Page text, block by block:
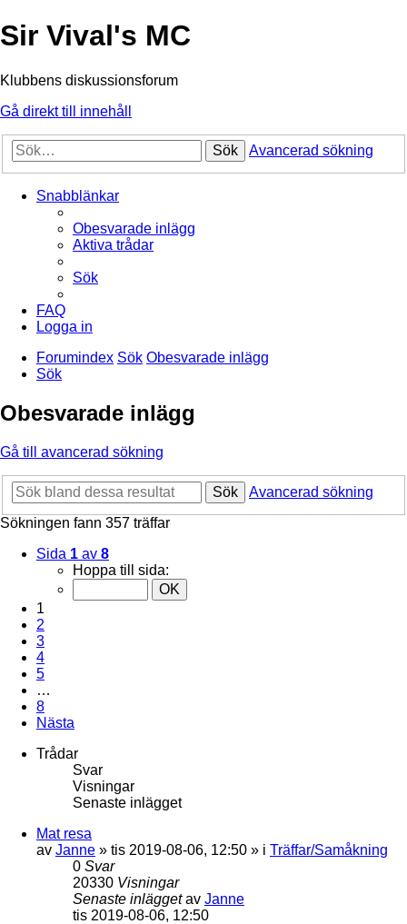
Sir Vival's MC
Klubbens diskussionsforum
Gå direkt till innehåll
Sök Avancerad sökning
Snabblänkar
Obesvarade inlägg
Aktiva trådar
Sök
FAQ
Logga in
Forumindex Sök Obesvarade inlägg
Sök
Obesvarade inlägg
Gå till avancerad sökning
Sök
Avancerad sökning
Sökningen fann 357 träffar
Sida 1 av 8
Hoppa till sida:
1
2
3
4
5
…
8
Nästa
Trådar
Svar
Visningar
Senaste inlägget
Mat resa
av Janne » tis 2019-08-06, 12:50 » i Träffar/Samåkning
0 Svar
20330 Visningar
Senaste inläggetav Janne
tis 2019-08-06, 12:50